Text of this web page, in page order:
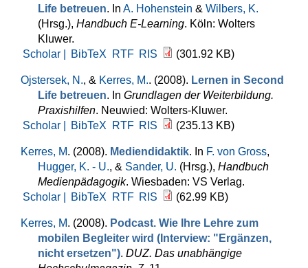
Life betreuen. In A. Hohenstein & Wilbers, K.
(Hrsg.), Handbuch E-Learning. Köln: Wolters
Kluwer.
Scholar |
BibTeX RTF RIS (301.92 KB)
Ojstersek, N., & Kerres, M.. (2008). Lernen in Second
Life betreuen. In Grundlagen der Weiterbildung.
Praxishilfen. Neuwied: Wolters-Kluwer.
Scholar |
BibTeX RTF RIS (235.13 KB)
Kerres, M. (2008). Mediendidaktik. In F. von Gross,
Hugger, K. - U., & Sander, U. (Hrsg.), Handbuch
Medienpädagogik. Wiesbaden: VS Verlag.
Scholar |
BibTeX RTF RIS (62.99 KB)
Kerres, M. (2008). Podcast. Wie Ihre Lehre zum
mobilen Begleiter wird (Interview: "Ergänzen,
nicht ersetzen"). DUZ. Das unabhängige